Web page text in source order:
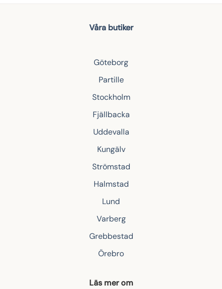
Våra butiker
Göteborg
Partille
Stockholm
Fjällbacka
Uddevalla
Kungälv
Strömstad
Halmstad
Lund
Varberg
Grebbestad
Örebro
Läs mer om